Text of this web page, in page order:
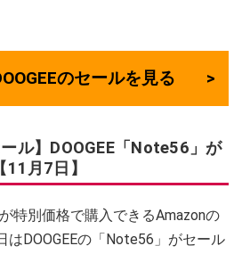
のセールを見る
ル】DOOGEE「Note56」が
月7日】
特別価格で購入できるAmazonの
はDOOGEEの「Note56」がセール